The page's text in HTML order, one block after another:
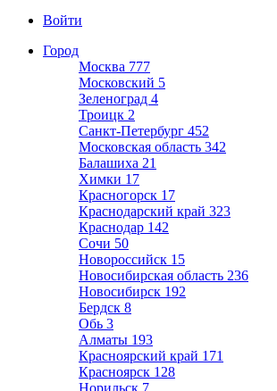
Войти
Город
Москва 777
Московский 5
Зеленоград 4
Троицк 2
Санкт-Петербург 452
Московская область 342
Балашиха 21
Химки 17
Красногорск 17
Краснодарский край 323
Краснодар 142
Сочи 50
Новороссийск 15
Новосибирская область 236
Новосибирск 192
Бердск 8
Обь 3
Алматы 193
Красноярский край 171
Красноярск 128
Норильск 7